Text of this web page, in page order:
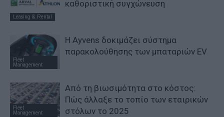
Leasing & Rental
καθοριστική συγχώνευση
Fleet
Management
Η Ayvens δοκιμάζει σύστημα
παρακολούθησης των μπαταριών EV
Fleet
Management
Από τη βιωσιμότητα στο κόστος:
Πώς άλλαξε το τοπίο των εταιρικών
στόλων το 2025